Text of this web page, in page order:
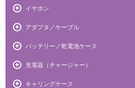
イヤホン
アダプタ／ケーブル
バッテリー／乾電池ケース
充電器（チャージャー）
キャリングケース